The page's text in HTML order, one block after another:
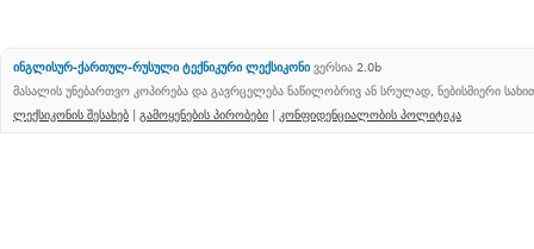
ინგლისურ-ქართულ-რუსული ტექნიკური ლექსიკონი ვერსია 2.0b
მასალის უნებართვო კოპირება და გავრცელება ნაწილობრივ ან სრულად, ნებისმიერი
ლექსიკონის შესახებ | გამოყენების პირობები | კონფიდენციალობის პოლიტიკა